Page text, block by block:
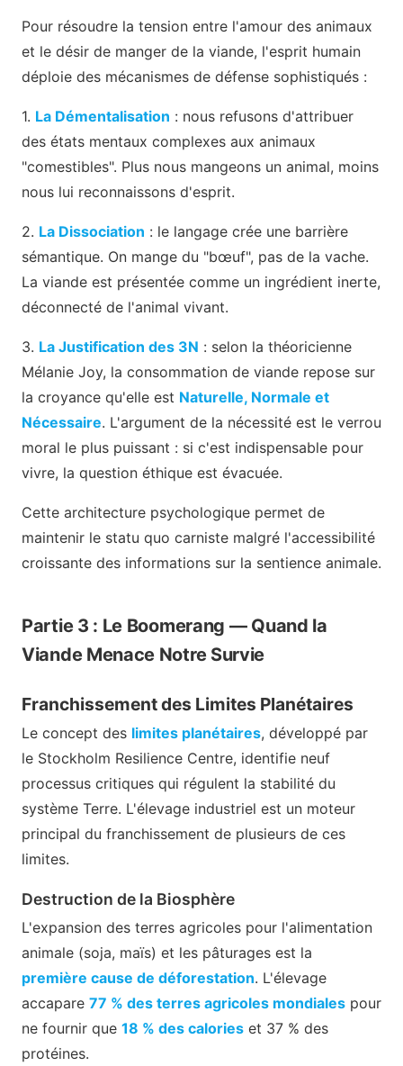
Pour résoudre la tension entre l'amour des animaux
et le désir de manger de la viande, l'esprit humain
déploie des mécanismes de défense sophistiqués :
1. La Démentalisation : nous refusons d'attribuer
des états mentaux complexes aux animaux
"comestibles". Plus nous mangeons un animal, moins
nous lui reconnaissons d'esprit.
2. La Dissociation : le langage crée une barrière
sémantique. On mange du "bœuf", pas de la vache.
La viande est présentée comme un ingrédient inerte,
déconnecté de l'animal vivant.
3. La Justification des 3N : selon la théoricienne
Mélanie Joy, la consommation de viande repose sur
la croyance qu'elle est Naturelle, Normale et
Nécessaire. L'argument de la nécessité est le verrou
moral le plus puissant : si c'est indispensable pour
vivre, la question éthique est évacuée.
Cette architecture psychologique permet de
maintenir le statu quo carniste malgré l'accessibilité
croissante des informations sur la sentience animale.
Partie 3 : Le Boomerang — Quand la
Viande Menace Notre Survie
Franchissement des Limites Planétaires
Le concept des limites planétaires, développé par
le Stockholm Resilience Centre, identifie neuf
processus critiques qui régulent la stabilité du
système Terre. L'élevage industriel est un moteur
principal du franchissement de plusieurs de ces
limites.
Destruction de la Biosphère
L'expansion des terres agricoles pour l'alimentation
animale (soja, maïs) et les pâturages est la
première cause de déforestation. L'élevage
accapare 77 % des terres agricoles mondiales pour
ne fournir que 18 % des calories et 37 % des
protéines.